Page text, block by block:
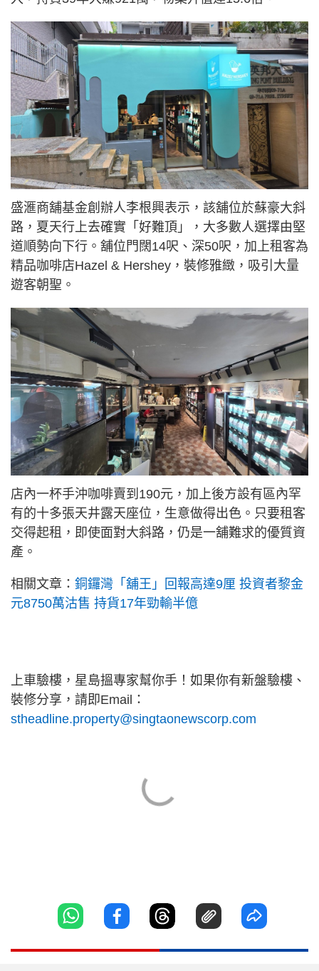
盛滙商舖基金創辦人李根興表示，該舖位於蘇豪大斜
路，夏天行上去確實「好難頂」，大多數人選擇由堅
道順勢向下行。舖位門闊14呎、深50呎，加上租客為
精品咖啡店Hazel & Hershey，裝修雅緻，吸引大量
遊客朝聖。
店內一杯手沖咖啡賣到190元，加上後方設有區內罕
有的十多張天井露天座位，生意做得出色。只要租客
交得起租，即使面對大斜路，仍是一舖難求的優質資
產。
相關文章： 銅鑼灣「舖王」回報高達9厘 投資者黎金
元8750萬沽售 持貨17年勁輸半億
上車驗樓，星島搵專家幫你手！如果你有新盤驗樓、
裝修分享，請即Email：
stheadline.property@singtaonewscorp.com